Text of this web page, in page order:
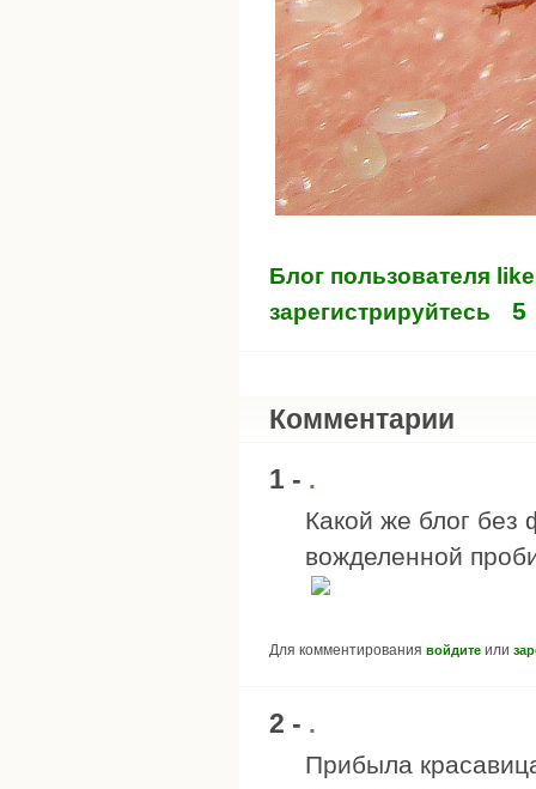
Блог пользователя
зарегистрируйтесь
5
Комментарии
1 - .
Какой же блог без
вожделенной
Для комментирования войдите или
2 - .
Прибыла